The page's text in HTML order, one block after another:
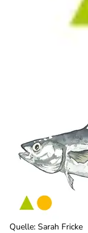
Quelle: Sarah Fricke